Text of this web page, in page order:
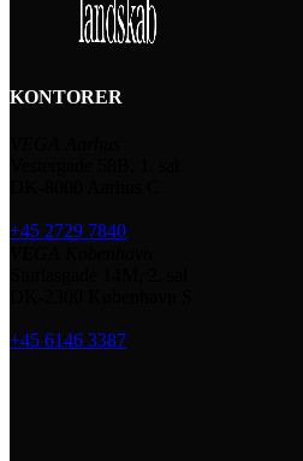
KONTORER
+45 2729 7840
+45 6146 3387